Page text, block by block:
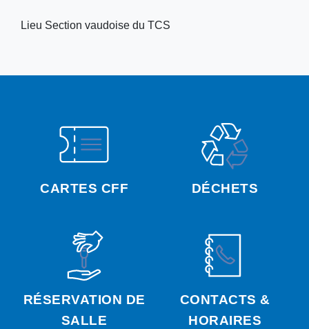
CARTES CFF DÉCHETS
RÉSERVATION DE
SALLE
CONTACTS &
HORAIRES
Lieu Section vaudoise du TCS